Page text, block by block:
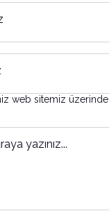
web sitemiz üzerinde
yazınız...